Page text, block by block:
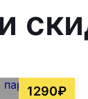
1290₽